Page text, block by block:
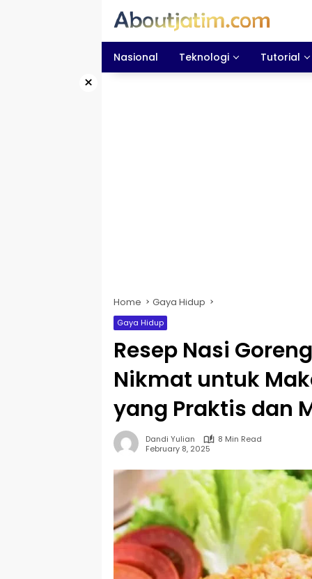
Nasional
Teknologi Tutorial
×
Home Gaya Hidup
Gaya Hidup
Resep Nasi
Nikmat untuk
yang Praktis dan
Dandi Yulian
8 Min Read
February 8, 2025